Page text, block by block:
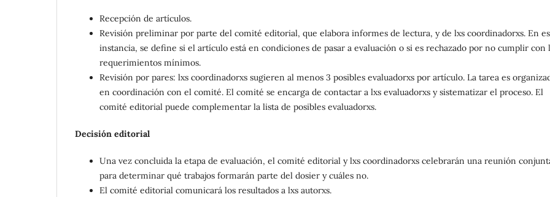
Recepción de artículos.
Revisión preliminar por parte del comité editorial, que elabora informes de lectura, y de lxs coordinadorxs. En
instancia, se define si el artículo está en condiciones de pasar a evaluación o si es rechazado por no cumplir con
requerimientos mínimos.
Revisión por pares: lxs coordinadorxs sugieren al menos 3 posibles evaluadorxs por artículo. La tarea es
en coordinación con el comité. El comité se encarga de contactar a lxs evaluadorxs y sistematizar el proceso. El
comité editorial puede complementar la lista de posibles evaluadorxs.
Decisión editorial
Una vez concluida la etapa de evaluación, el comité editorial y lxs coordinadorxs celebrarán una reunión
para determinar qué trabajos formarán parte del dosier y cuáles no.
El comité editorial comunicará los resultados a lxs autorxs.